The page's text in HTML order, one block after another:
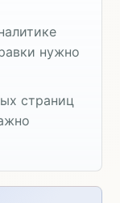
нужно
страниц